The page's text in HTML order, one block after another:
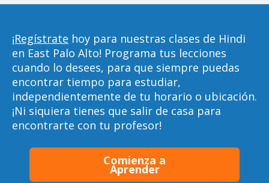
¡Regístrate hoy para nuestras clases de Hindi
en East Palo Alto! Programa tus lecciones
cuando lo desees, para que siempre puedas
encontrar tiempo para estudiar,
independientemente de tu horario o ubicación.
¡Ni siquiera tienes que salir de casa para
encontrarte con tu profesor!
Comienza a
Aprender